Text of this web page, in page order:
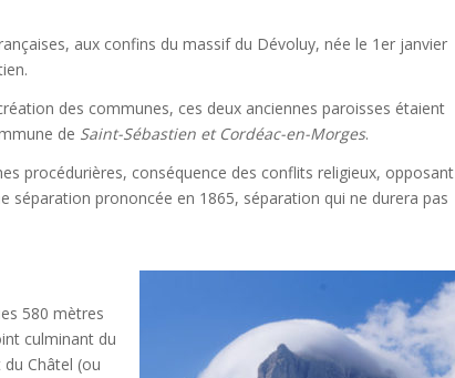
aux confins du massif du Dévoluy, née le 1er janvier
des communes, ces deux anciennes paroisses étaient
de Saint-Sébastien et Cordéac-en-Morges.
procédurières, conséquence des conflits religieux, opposant
prononcée en 1865, séparation qui ne durera pas
580 mètres
culminant du
Châtel (ou